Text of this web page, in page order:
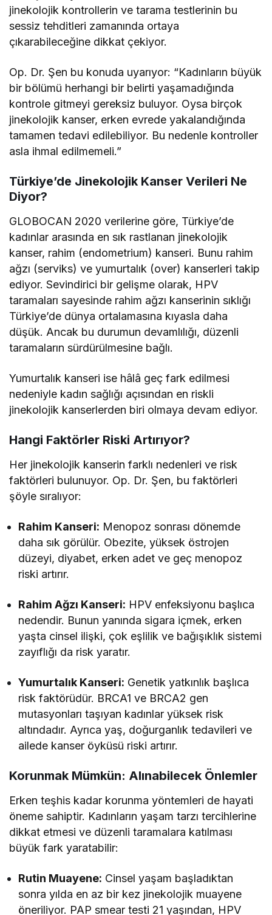
jinekolojik kontrollerin ve tarama testlerinin bu
sessiz tehditleri zamanında ortaya
çıkarabileceğine dikkat çekiyor.
Op. Dr. Şen bu konuda uyarıyor: “Kadınların büyük
bir bölümü herhangi bir belirti yaşamadığında
kontrole gitmeyi gereksiz buluyor. Oysa birçok
jinekolojik kanser, erken evrede yakalandığında
tamamen tedavi edilebiliyor. Bu nedenle kontroller
asla ihmal edilmemeli.”
Türkiye’de Jinekolojik Kanser Verileri Ne
Diyor?
GLOBOCAN 2020 verilerine göre, Türkiye’de
kadınlar arasında en sık rastlanan jinekolojik
kanser, rahim (endometrium) kanseri. Bunu rahim
ağzı (serviks) ve yumurtalık (over) kanserleri takip
ediyor. Sevindirici bir gelişme olarak, HPV
taramaları sayesinde rahim ağzı kanserinin sıklığı
Türkiye’de dünya ortalamasına kıyasla daha
düşük. Ancak bu durumun devamlılığı, düzenli
taramaların sürdürülmesine bağlı.
Yumurtalık kanseri ise hâlâ geç fark edilmesi
nedeniyle kadın sağlığı açısından en riskli
jinekolojik kanserlerden biri olmaya devam ediyor.
Hangi Faktörler Riski Artırıyor?
Her jinekolojik kanserin farklı nedenleri ve risk
faktörleri bulunuyor. Op. Dr. Şen, bu faktörleri
şöyle sıralıyor:
Rahim Kanseri: Menopoz sonrası dönemde
daha sık görülür. Obezite, yüksek östrojen
düzeyi, diyabet, erken adet ve geç menopoz
riski artırır.
Rahim Ağzı Kanseri: HPV enfeksiyonu başlıca
nedendir. Bunun yanında sigara içmek, erken
yaşta cinsel ilişki, çok eşlilik ve bağışıklık sistemi
zayıflığı da risk yaratır.
Yumurtalık Kanseri: Genetik yatkınlık başlıca
risk faktörüdür. BRCA1 ve BRCA2 gen
mutasyonları taşıyan kadınlar yüksek risk
altındadır. Ayrıca yaş, doğurganlık tedavileri ve
ailede kanser öyküsü riski artırır.
Korunmak Mümkün: Alınabilecek Önlemler
Erken teşhis kadar korunma yöntemleri de hayati
öneme sahiptir. Kadınların yaşam tarzı tercihlerine
dikkat etmesi ve düzenli taramalara katılması
büyük fark yaratabilir:
Rutin Muayene: Cinsel yaşam başladıktan
sonra yılda en az bir kez jinekolojik muayene
öneriliyor. PAP smear testi 21 yaşından, HPV